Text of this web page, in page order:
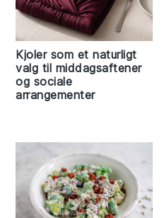
Kjoler som et naturligt
valg til middagsaftener
og sociale
arrangementer